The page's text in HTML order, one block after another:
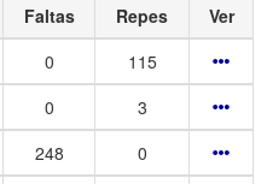
Faltas Repes
Ver
0
115
0
3
248
0